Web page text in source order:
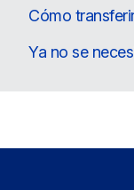
Cómo
Ya no se